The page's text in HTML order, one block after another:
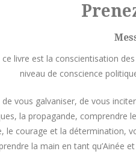
ce livre est la conscientisation
niveau de conscience
vous galvaniser, de vous
la propagande, comprendre
le courage et la détermination,
la main en tant qu’Ainée